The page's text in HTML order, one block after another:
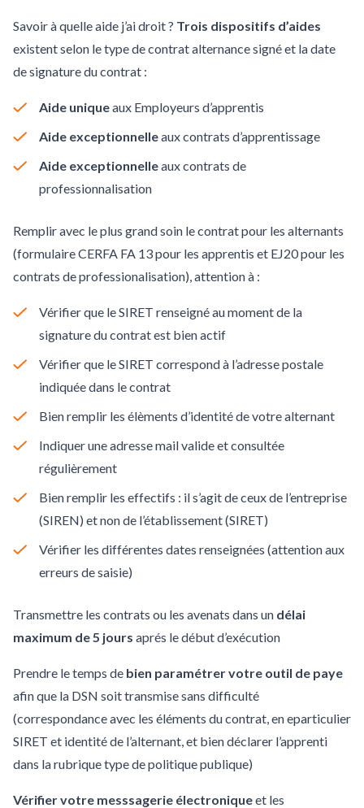
Savoir à quelle aide j’ai droit ? Trois dispositifs d’aides
existent selon le type de contrat alternance signé et la date
de signature du contrat :
Aide uniqueaux Employeurs d’apprentis
Aide exceptionnelleaux contrats d’apprentissage
Aide exceptionnelleaux contrats de
professionnalisation
Remplir avec le plus grand soin le contrat pour les alternants
(formulaire CERFA FA 13 pour les apprentis et EJ20 pour les
contrats de professionalisation), attention à :
Vérifier que le SIRET renseigné au moment de la
signature du contrat est bien actif
Vérifier que le SIRET correspond à l’adresse postale
indiquée dans le contrat
Bien remplir les élèments d’identité de votre alternant
Indiquer une adresse mail valide et consultée
régulièrement
Bien remplir les effectifs : il s’agit de ceux de l’entreprise
(SIREN) et non de l’établissement (SIRET)
Vérifier les différentes dates renseignées (attention aux
erreurs de saisie)
Transmettre les contrats ou les avenats dans un délai
maximum de 5 jours aprés le début d’exécution
Prendre le temps de bien paramétrer votre outil de paye
afin que la DSN soit transmise sans difficulté
(correspondance avec les éléments du contrat, en eparticulier
SIRET et identité de l’alternant, et bien déclarer l’apprenti
dans la rubrique type de politique publique)
Vérifier votre messsagerie électroniqueet les